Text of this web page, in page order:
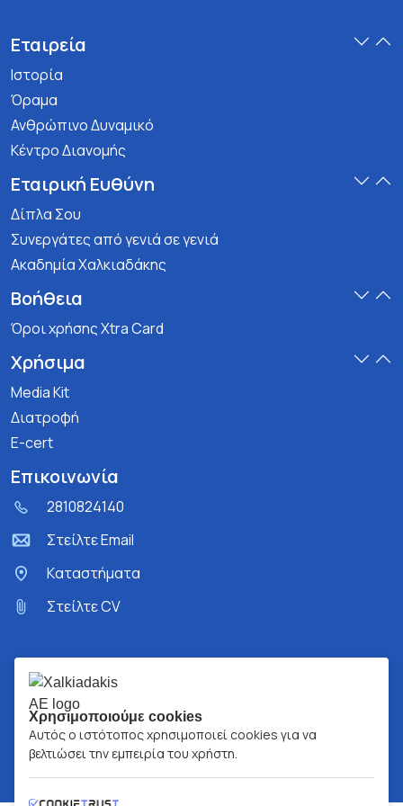
Εταιρεία
Ιστορία
Όραμα
Ανθρώπινο Δυναμικό
Κέντρο Διανομής
Εταιρική Ευθύνη
Δίπλα Σου
Συνεργάτες από γενιά σε γενιά
Ακαδημία Χαλκιαδάκης
Βοήθεια
Όροι χρήσης Xtra Card
Χρήσιμα
Media Kit
Διατροφή
E-cert
Επικοινωνία
2810824140
Στείλτε Email
Kαταστήματα
Στείλτε CV
Χρησιμοποιούμε cookies
Αυτός ο ιστότοπος χρησιμοποιεί cookies για να
βελτιώσει την εμπειρία του χρήστη.